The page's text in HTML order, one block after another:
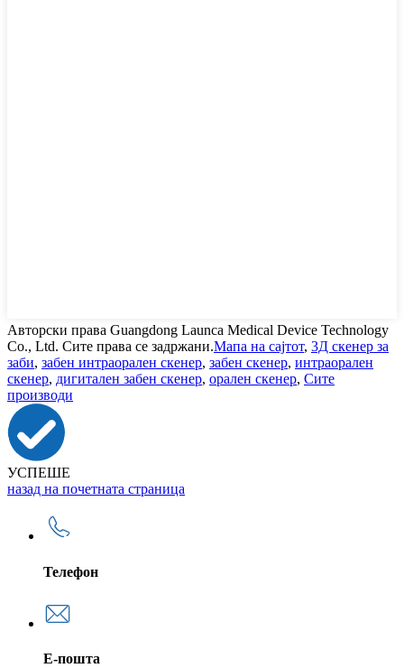
Авторски права Guangdong Launca Medical Device Technology
Co., Ltd. Сите права се задржани.Мапа на сајтот, 3Д скенер за
заби, забен интраорален скенер, забен скенер, интраорален
скенер, дигитален забен скенер, орален скенер, Сите
производи
УСПЕШЕ
назад на почетната страница
Телефон
Е-пошта